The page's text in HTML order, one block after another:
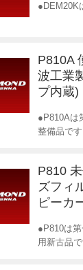
●DEM20K
P810A
波工業
プ内蔵)
●P810Aは
整備品です
P810
ズフィ
ピーカ
●P810は
用新古品で